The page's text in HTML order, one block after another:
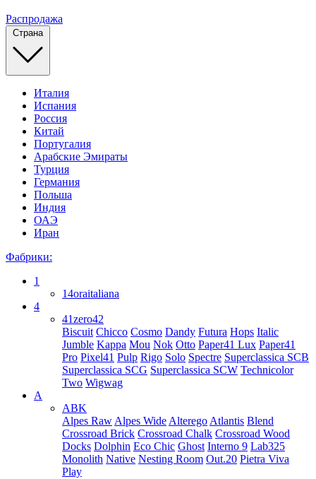
Распродажа
Страна
Италия
Испания
Россия
Китай
Португалия
Арабские Эмираты
Турция
Германия
Польша
Индия
ОАЭ
Иран
Фабрики:
1
14oraitaliana
4
41zero42
Biscuit Chicco Cosmo Dandy Futura Hops Italic
Jumble Kappa Mou Nok Otto Paper41 Lux Paper41
Pro Pixel41 Pulp Rigo Solo Spectre Superclassica SCB
Superclassica SCG Superclassica SCW Technicolor
Two Wigwag
A
ABK
Alpes Raw Alpes Wide Alterego Atlantis Blend
Crossroad Brick Crossroad Chalk Crossroad Wood
Docks Dolphin Eco Chic Ghost Interno 9 Lab325
Monolith Native Nesting Room Out.20 Pietra Viva
Play